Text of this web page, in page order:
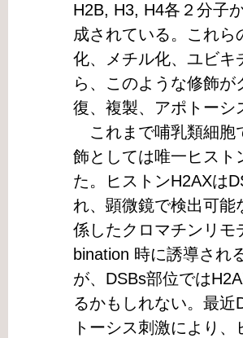
H2B, H3, H4各２分子
成されている。これ
化、メチル化、ユビキ
ら、このような修飾
復、複製、アポトーシ
これまで哺乳類細胞
飾としては唯一ヒスト
た。ヒストンH2AXは
れ、顕微鏡で検出可能
係したクロマチンリモ
bination 時に誘導され
が、DSBs部位では
るかもしれない。最
トーシス刺激により